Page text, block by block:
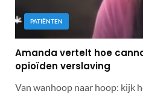
PATIËNTEN
Amanda vertelt hoe
opioïden verslaving
Van wanhoop naar hoop: kijk